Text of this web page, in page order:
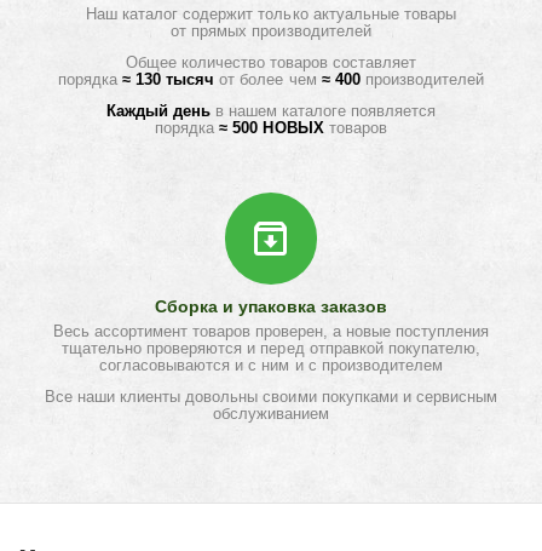
Наш каталог содержит только актуальные товары
от прямых производителей
Общее количество товаров составляет
порядка≈ 130 тысяч от более чем ≈ 400 производителей
Каждый деньв нашем каталоге появляется
порядка≈ 500 НОВЫХ товаров
Сборка и упаковка заказов
Весь ассортимент товаров проверен, а новые поступления
тщательно проверяются и перед отправкой покупателю,
согласовываются и с ним и с производителем
Все наши клиенты довольны своими покупками и сервисным
обслуживанием